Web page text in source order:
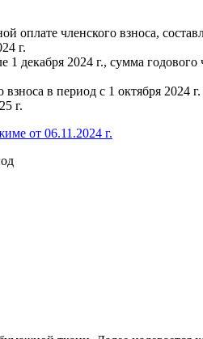
оплате членского взноса,
г.
декабря 2024 г., сумма годового
в период с 1 октября 2024 г.
г.
от 06.11.2024 г.